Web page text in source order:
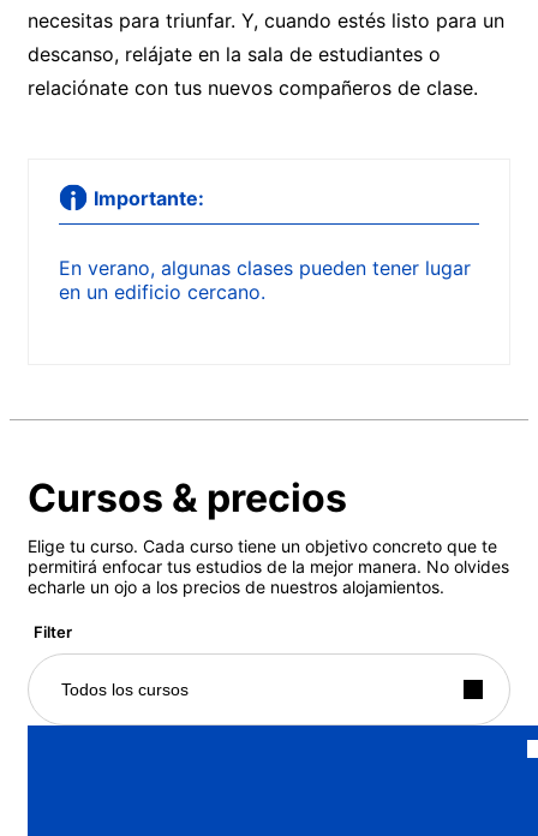
necesitas para triunfar. Y, cuando estés listo para un
descanso, relájate en la sala de estudiantes o
relaciónate con tus nuevos compañeros de clase.
Importante:
En verano, algunas clases pueden tener lugar
en un edificio cercano.
Cursos & precios
Elige tu curso. Cada curso tiene un objetivo concreto que te
permitirá enfocar tus estudios de la mejor manera. No olvides
echarle un ojo a los precios de nuestros alojamientos.
Filter
Todos los cursos